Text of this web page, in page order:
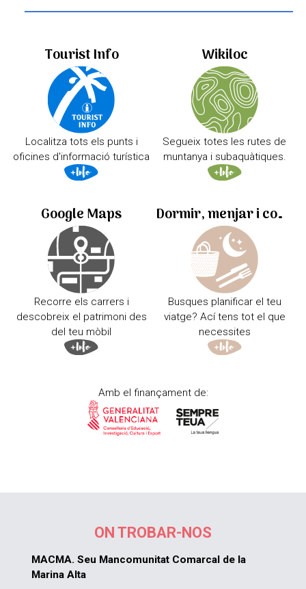
Tourist Info
Localitza tots els punts i
oficines d'informació turística
Wikiloc
Segueix totes les rutes de
muntanya i subaquàtiques.
Google Maps
Recorre els carrers i
descobreix el patrimoni des
del teu mòbil
Dormir, menjar i comprar
Busques planificar el teu
viatge? Ací tens tot el que
necessites
Amb el finançament de:
ON TROBAR-NOS
MACMA. Seu Mancomunitat Comarcal de la
Marina Alta